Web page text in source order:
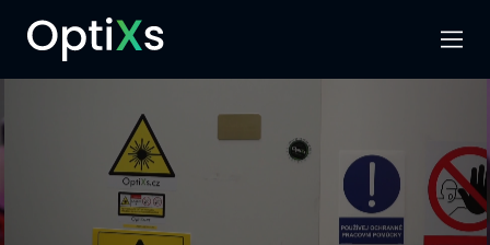
Hledat
Menu